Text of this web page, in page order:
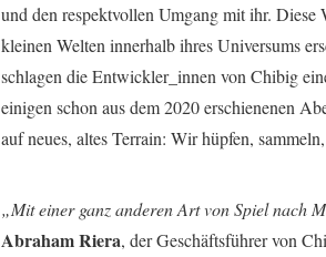
und den respektvollen Umgang mit ihr. Diese
kleinen Welten innerhalb ihres Universums
schlagen die Entwickler_innen von Chibig
einigen schon aus dem 2020 erschienenen
auf neues, altes Terrain: Wir hüpfen,
„Mit einer ganz anderen Art von Spiel nach
Abraham Riera, der Geschäftsführer von